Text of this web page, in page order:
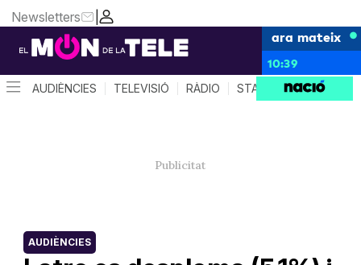
|
Newsletters
ara mateix
10:39
AUDIÈNCIES TELEVISIÓ RÀDIO STAR SYSTEM
AUDIÈNCIES